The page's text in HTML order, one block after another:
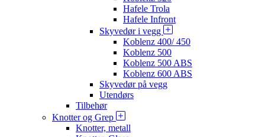
Hafele Trola
Hafele Infront
Skyvedør i vegg
Koblenz 400/ 450
Koblenz 500
Koblenz 500 ABS
Koblenz 600 ABS
Skyvedør på vegg
Utendørs
Tilbehør
Knotter og Grep
Knotter, metall